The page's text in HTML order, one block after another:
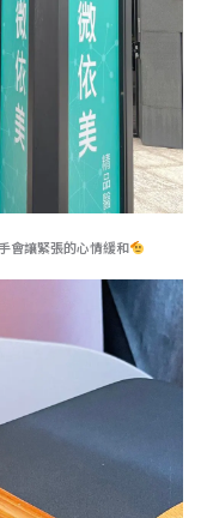
會讓緊張的心情緩和